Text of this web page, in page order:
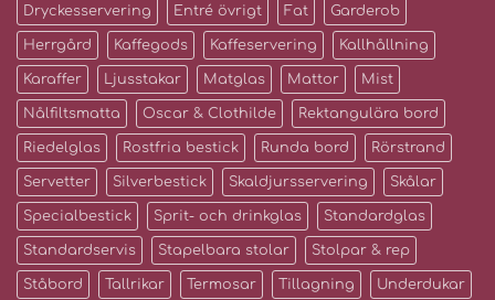
Dryckesservering Entré övrigt Fat Garderob
Herrgård Kaffegods Kaffeservering Kallhållning
Karaffer Ljusstakar Matglas Mattor Mist
Nålfiltsmatta Oscar & Clothilde Rektangulära bord
Riedelglas Rostfria bestick Runda bord Rörstrand
Servetter Silverbestick Skaldjursservering Skålar
Specialbestick Sprit- och drinkglas Standardglas
Standardservis Stapelbara stolar Stolpar & rep
Ståbord Tallrikar Termosar Tillagning Underdukar